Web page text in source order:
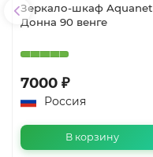
Зеркало-шкаф Aquanet
Донна 90 венге
7000 ₽
Россия
В корзину